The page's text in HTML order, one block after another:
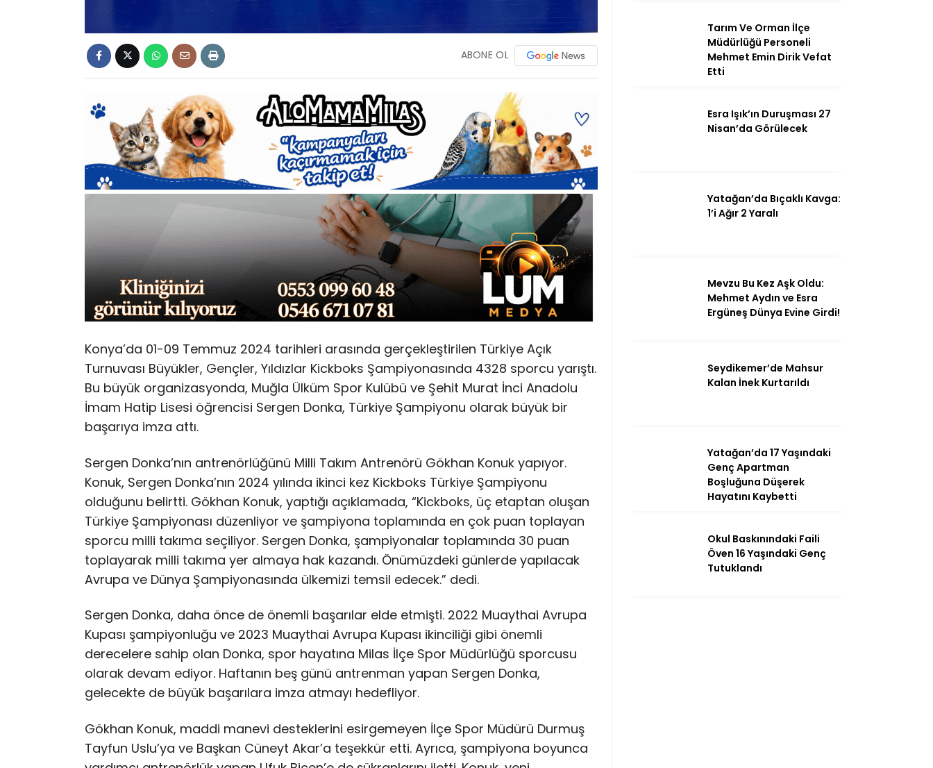
ABONE OL
Konya’da 01-09 Temmuz 2024 tarihleri arasında gerçekleştirilen Türkiye Açık
Turnuvası Büyükler, Gençler, Yıldızlar Kickboks Şampiyonasında 4328 sporcu yarıştı.
Bu büyük organizasyonda, Muğla Ülküm Spor Kulübü ve Şehit Murat İnci Anadolu
İmam Hatip Lisesi öğrencisi Sergen Donka, Türkiye Şampiyonu olarak büyük bir
başarıya imza attı.
Sergen Donka’nın antrenörlüğünü Milli Takım Antrenörü Gökhan Konuk yapıyor.
Konuk, Sergen Donka’nın 2024 yılında ikinci kez Kickboks Türkiye Şampiyonu
olduğunu belirtti. Gökhan Konuk, yaptığı açıklamada, “Kickboks, üç etaptan oluşan
Türkiye Şampiyonası düzenliyor ve şampiyona toplamında en çok puan toplayan
sporcu milli takıma seçiliyor. Sergen Donka, şampiyonalar toplamında 30 puan
toplayarak milli takıma yer almaya hak kazandı. Önümüzdeki günlerde yapılacak
Avrupa ve Dünya Şampiyonasında ülkemizi temsil edecek.” dedi.
Sergen Donka, daha önce de önemli başarılar elde etmişti. 2022 Muaythai Avrupa
Kupası şampiyonluğu ve 2023 Muaythai Avrupa Kupası ikinciliği gibi önemli
derecelere sahip olan Donka, spor hayatına Milas İlçe Spor Müdürlüğü sporcusu
olarak devam ediyor. Haftanın beş günü antrenman yapan Sergen Donka,
gelecekte de büyük başarılara imza atmayı hedefliyor.
Gökhan Konuk, maddi manevi desteklerini esirgemeyen İlçe Spor Müdürü Durmuş
Tayfun Uslu’ya ve Başkan Cüneyt Akar’a teşekkür etti. Ayrıca, şampiyona boyunca
Tarım Ve Orman İlçe
Müdürlüğü Personeli
Mehmet Emin Dirik Vefat
Etti
Esra Işık’ın Duruşması 27
Nisan’da Görülecek
Yatağan’da Bıçaklı Kavga:
1’i Ağır 2 Yaralı
Mevzu Bu Kez Aşk Oldu:
Mehmet Aydın ve Esra
Ergüneş Dünya Evine Girdi!
Seydikemer’de Mahsur
Kalan İnek Kurtarıldı
Yatağan’da 17 Yaşındaki
Genç Apartman
Boşluğuna Düşerek
Hayatını Kaybetti
Okul Baskınındaki Faili
Öven 16 Yaşındaki Genç
Tutuklandı